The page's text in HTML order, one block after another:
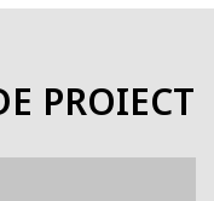
PROIECT